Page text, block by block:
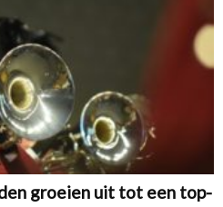
groeien uit tot een top-